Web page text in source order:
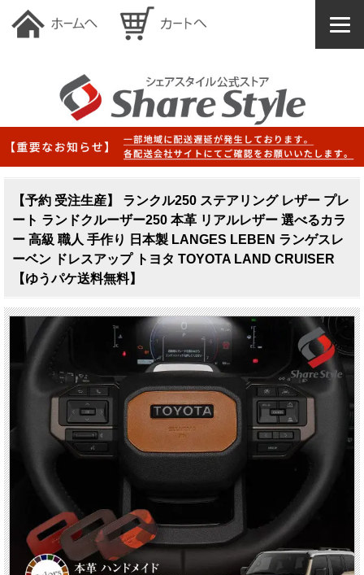
【予約 受注生産】 ランクル250 ステアリング レザー プレ
ート ランドクルーザー250 本革 リアルレザー 選べるカラ
ー 高級 職人 手作り 日本製 LANGES LEBEN ランゲスレ
ーベン ドレスアップ トヨタ TOYOTA LAND CRUISER
【ゆうパケ送料無料】